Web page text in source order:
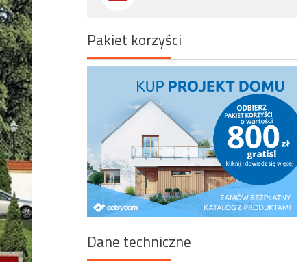
Pakiet korzyści
Dane techniczne